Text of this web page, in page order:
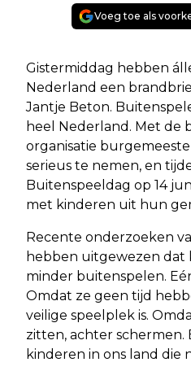
Voeg toe als
Gistermiddag hebben
Nederland een
Jantje Beton.
heel Nederland. Met de
organisatie
serieus te nemen, en
Buitenspeeldag op 14
met kinderen uit hun
Recente onderzoeken
hebben uitgewezen dat
minder buitenspelen.
Omdat ze geen tijd
veilige speelplek is.
zitten, achter schermen.
kinderen in ons land die